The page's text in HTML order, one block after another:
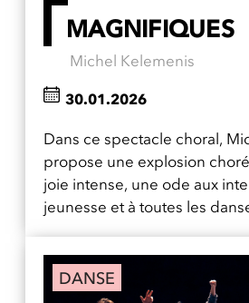
MAGNIFIQUES
Michel Kelemenis
Dans ce spectacle choral,
propose une explosion
joie intense, une ode aux
jeunesse et à toutes les
30.01.2026
DANSE